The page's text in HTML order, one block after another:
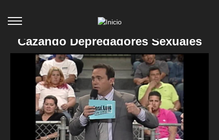
Cazando Depredadores Sexuales